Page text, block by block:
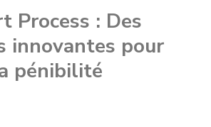
Process : Des
innovantes pour
pénibilité